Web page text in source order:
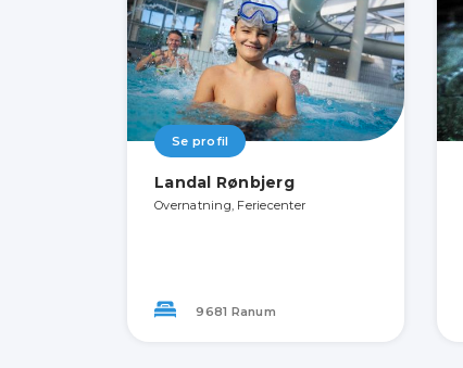
Se profil
Landal Rønbjerg
Overnatning, Feriecenter
9681 Ranum